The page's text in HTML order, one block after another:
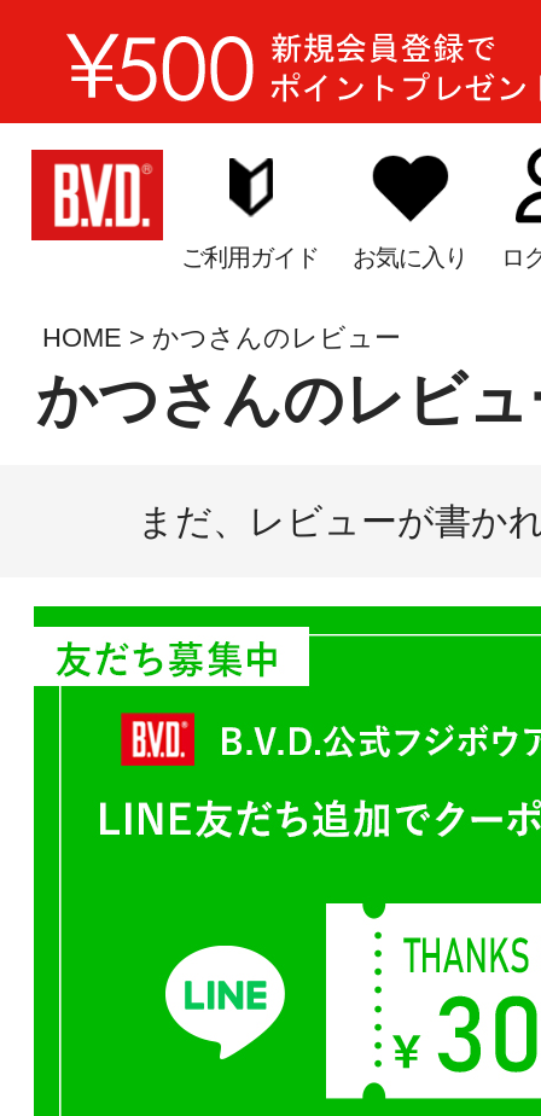
ご利用ガイド お気に入り ロ
HOME かつさんのレビュー
かつさんのレビ
まだ、レビューが書か